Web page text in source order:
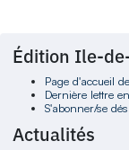
Édition Ile-
Page d'accueil
Dernière lettre
S'abonner/se
Actualités